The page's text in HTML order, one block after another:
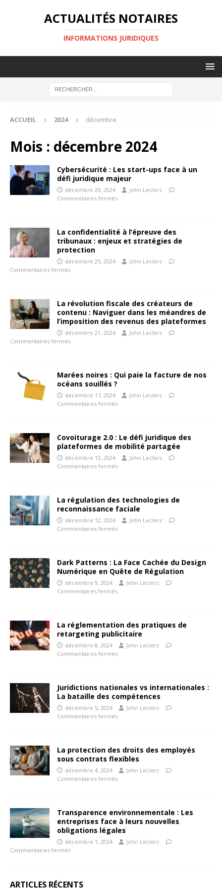
ACTUALITÉS NOTAIRES
INFORMATIONS JURIDIQUES
ACCUEIL 2024 décembre
Mois : décembre 2024
Cybersécurité : Les start-ups face à un
défi juridique majeur
décembre 29, 2024
John Leclerc
Commentaires fermés
La confidentialité à l’épreuve des
tribunaux : enjeux et stratégies de
protection
décembre 25, 2024
John Leclerc
Commentaires fermés
La révolution fiscale des créateurs de
contenu : Naviguer dans les méandres de
l’imposition des revenus des plateformes
décembre 21, 2024
John Leclerc
Commentaires fermés
Marées noires : Qui paie la facture de nos
océans souillés ?
décembre 17, 2024
John Leclerc
Commentaires fermés
Covoiturage 2.0 : Le défi juridique des
plateformes de mobilité partagée
décembre 13, 2024
John Leclerc
Commentaires fermés
La régulation des technologies de
reconnaissance faciale
décembre 12, 2024
John Leclerc
Commentaires fermés
Dark Patterns : La Face Cachée du Design
Numérique en Quête de Régulation
décembre 9, 2024
John Leclerc
Commentaires fermés
La réglementation des pratiques de
retargeting publicitaire
décembre 8, 2024
John Leclerc
Commentaires fermés
Juridictions nationales vs internationales :
La bataille des compétences
décembre 5, 2024
John Leclerc
Commentaires fermés
La protection des droits des employés
sous contrats flexibles
décembre 4, 2024
John Leclerc
Commentaires fermés
Transparence environnementale : Les
entreprises face à leurs nouvelles
obligations légales
décembre 1, 2024
John Leclerc
Commentaires fermés
ARTICLES RÉCENTS